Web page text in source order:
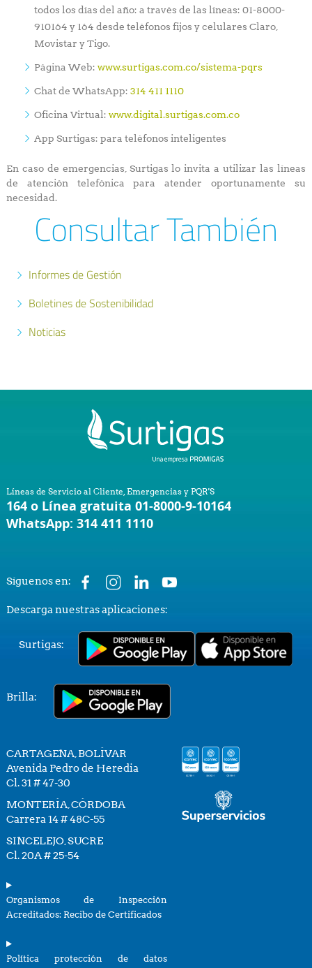
todos los días del año: a través de las líneas: 01-8000-
910164 y 164 desde teléfonos fijos y celulares Claro,
Movistar y Tigo.
Página Web: www.surtigas.com.co/sistema-pqrs
Chat de WhatsApp: 314 411 1110
Oficina Virtual: www.digital.surtigas.com.co
App Surtigas: para teléfonos inteligentes
En caso de emergencias, Surtigas lo invita a utilizar las líneas
de atención telefónica para atender oportunamente su
necesidad.
Consultar También
Informes de Gestión
Boletines de Sostenibilidad
Noticias
Líneas de Servicio al Cliente, Emergencias y PQR'S
164 o Línea gratuita 01-8000-9-10164
WhatsApp: 314 411 1110
Síguenos en:
Descarga nuestras aplicaciones:
Surtigas:
Brilla:
CARTAGENA, BOLÍVAR
Avenida Pedro de Heredia
Cl. 31 # 47-30
MONTERÍA, CÓRDOBA
Carrera 14 # 48C-55
SINCELEJO, SUCRE
Cl. 20A # 25-54
Organismos de Inspección
Acreditados: Recibo de Certificados
Política protección de datos